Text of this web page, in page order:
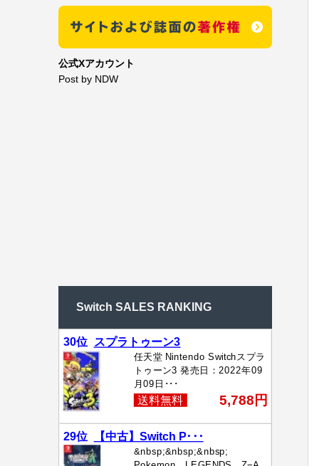
公式Xアカウント
Post by NDW
Switch SALES RANKING